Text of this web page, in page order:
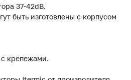
37-42dB.
быть изготовлены с корпусом
крепежами.